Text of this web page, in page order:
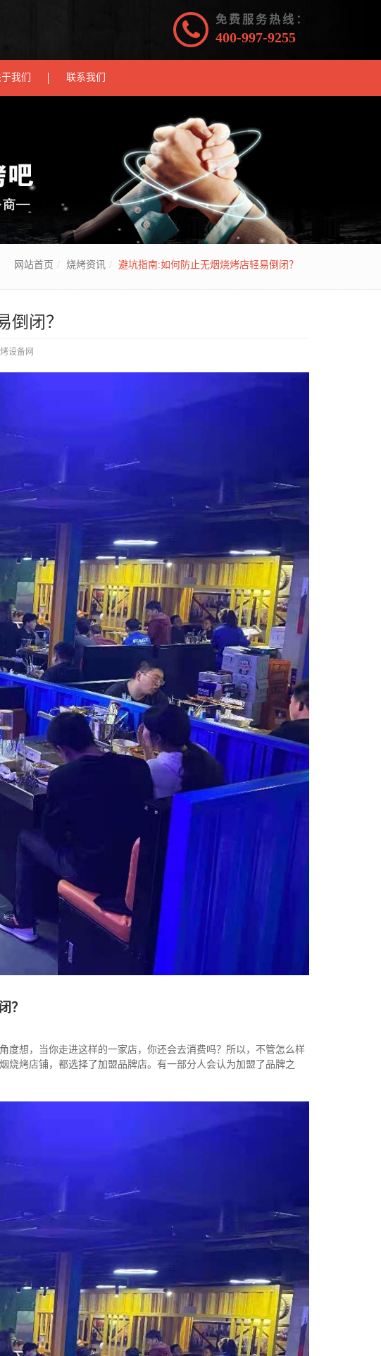
免费服务热线：
400-997-9255
我们 联系我们
网站首页 烧烤资讯 避坑指南:如何防止无烟烧烤店轻易倒闭？
倒闭？
设备网
？
度想，当你走进这样的一家店，你还会去消费吗？所以，不管怎么样
烤店铺，都选择了加盟品牌店。有一部分人会认为加盟了品牌之